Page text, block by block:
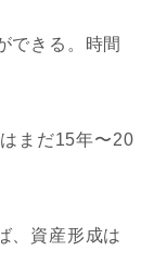
できる。時間
まだ15年〜20
、資産形成は